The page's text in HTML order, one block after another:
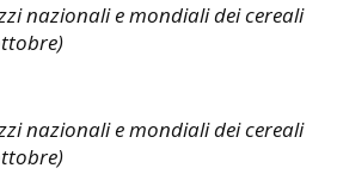
nazionali e mondiali dei cereali
nazionali e mondiali dei cereali